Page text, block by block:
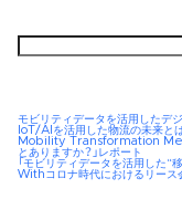
検
モビリティデータを活用したデ
IoT/AIを活用した物流の未来と
Mobility Transformation
とありますか？」レポート
「モビリティデータを活用した“
Withコロナ時代におけるリース